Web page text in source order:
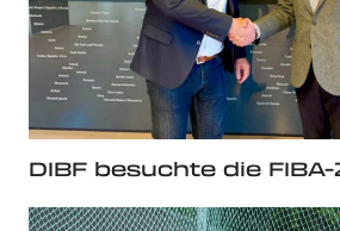
DIBF besuchte die